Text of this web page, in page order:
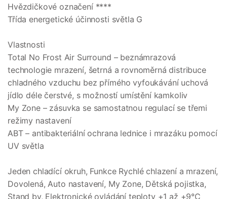
Hvězdičkové označení ****
Třída energetické účinnosti světla G
Vlastnosti
Total No Frost Air Surround – beznámrazová
technologie mrazení, šetrná a rovnoměrná distribuce
chladného vzduchu bez přímého vyfoukávání uchová
jídlo déle čerstvé, s možností umístění kamkoliv
My Zone – zásuvka se samostatnou regulací se třemi
režimy nastavení
ABT – antibakteriální ochrana lednice i mrazáku pomocí
UV světla
Jeden chladící okruh, Funkce Rychlé chlazení a mrazení,
Dovolená, Auto nastavení, My Zone, Dětská pojistka,
Stand by, Elektronické ovládání teploty +1 až +9°C